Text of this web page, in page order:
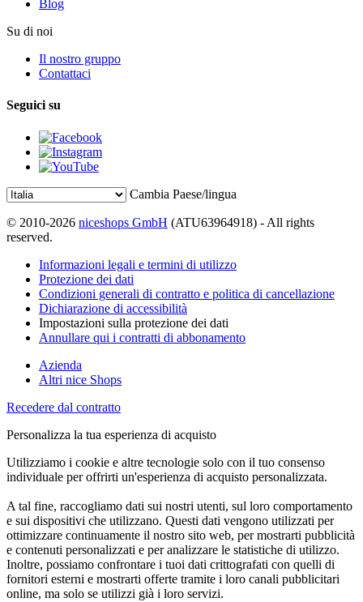
Blog
Su di noi
Il nostro gruppo
Contattaci
Seguici su
Cambia Paese/lingua
© 2010-2026 niceshops GmbH (ATU63964918) - All rights
reserved.
Informazioni legali e termini di utilizzo
Protezione dei dati
Condizioni generali di contratto e politica di cancellazione
Dichiarazione di accessibilità
Impostazioni sulla protezione dei dati
Annullare qui i contratti di abbonamento
Azienda
Altri nice Shops
Recedere dal contratto
Personalizza la tua esperienza di acquisto
Utilizziamo i cookie e altre tecnologie solo con il tuo consenso
individuale per offrirti un'esperienza di acquisto personalizzata.
A tal fine, raccogliamo dati sui nostri utenti, sul loro comportamento
e sui dispositivi che utilizzano. Questi dati vengono utilizzati per
ottimizzare continuamente il nostro sito web, per mostrarti pubblicità
e contenuti personalizzati e per analizzare le statistiche di utilizzo.
Inoltre, possiamo confrontare i tuoi dati crittografati con quelli di
fornitori esterni e mostrarti offerte tramite i loro canali pubblicitari
online, ma solo se utilizzi già i loro servizi.